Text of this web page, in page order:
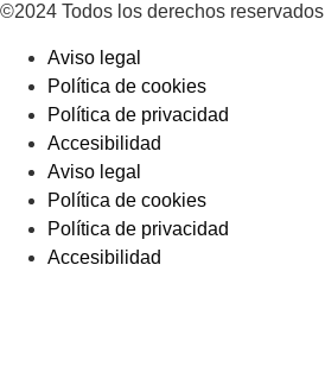
©2024 Todos los derechos reservados
Aviso legal
Política de cookies
Política de privacidad
Accesibilidad
Aviso legal
Política de cookies
Política de privacidad
Accesibilidad